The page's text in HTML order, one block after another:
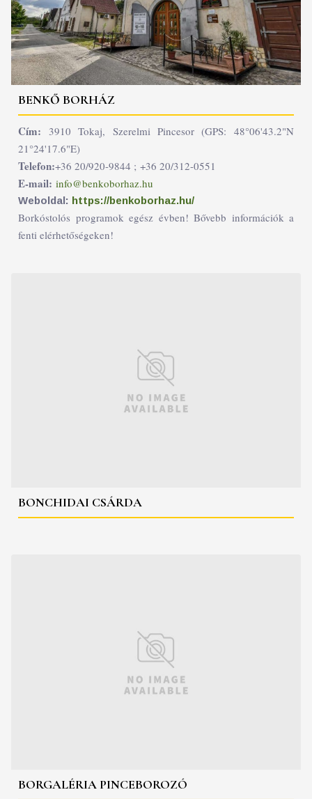
BENKŐ BORHÁZ
Cím: 3910 Tokaj, Szerelmi Pincesor (GPS: 48°06'43.2"N
21°24'17.6"E)
Telefon:+36 20/920-9844 ; +36 20/312-0551
E-mail: info@benkoborhaz.hu
Weboldal: https://benkoborhaz.hu/
Borkóstolós programok egész évben! Bővebb információk a
fenti elérhetőségeken!
BONCHIDAI CSÁRDA
BORGALÉRIA PINCEBOROZÓ